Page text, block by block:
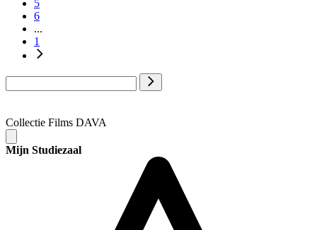
5
6
...
1
Collectie Films DAVA
Mijn Studiezaal